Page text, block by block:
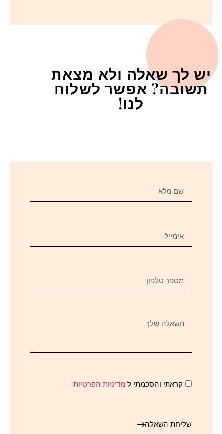
יש לך שאלה ולא מצאת
תשובה? אפשר לשלוח
לנו!
קראתי והסכמתי ל מדיניות הפרטיות
שליחת השאלה